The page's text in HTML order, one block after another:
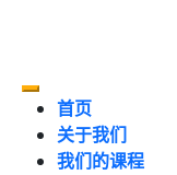
首页
关于我们
我们的课程